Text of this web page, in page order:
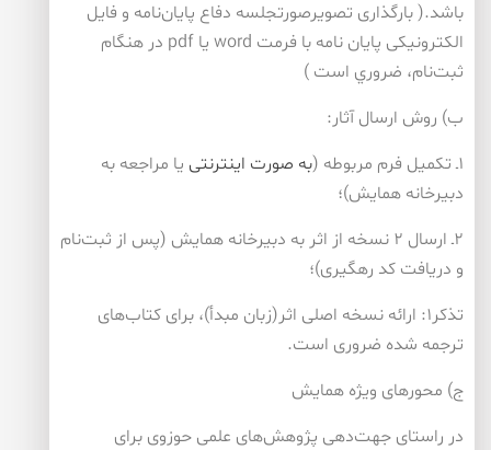
باشد.( بارگذاری تصویرصورتجلسه دفاع پايان‌نامه و فایل
الكترونیكی پایان نامه با فرمت word یا pdf در هنگام
ثبت‌نام، ضروري است )
ب) روش ارسال آثار:
۱ـ تكمیل فرم مربوطه (
به صورت اینترنتی یا مراجعه به
دبیرخانه همایش)؛
۲ـ ارسال ۲ نسخه از اثر به دبیرخانه همایش (پس از ثبت‌نام
و دریافت كد رهگیری)؛
تذكر۱: ارائه نسخه اصلی اثر(زبان مبدأ)، برای كتاب‌های
ترجمه شده ضروری است.
ج) محورهای ویژه‌ همایش
در راستای جهت‌دهی پژوهش‌های علمی حوزوی برای